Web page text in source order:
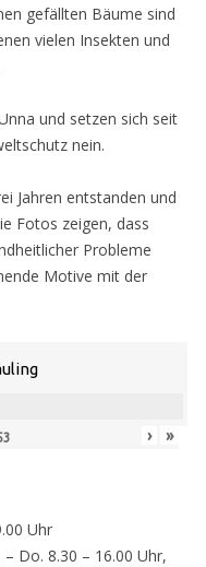
gefällten Bäume sind
vielen Insekten und
und setzen sich seit
nein.
Jahren entstanden und
Fotos zeigen, dass
Probleme
Motive mit der
› »
Uhr
Do. 8.30 – 16.00 Uhr,